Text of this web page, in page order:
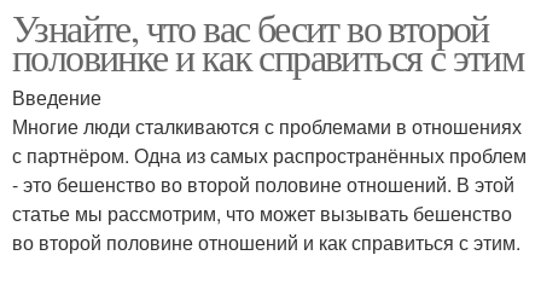
Правильное питание
Узнайте, что вас бесит во второй
половинке и как справиться с этим
Введение
Многие люди сталкиваются с проблемами в отношениях
с партнёром. Одна из самых распространённых проблем
- это бешенство во второй половине отношений. В этой
статье мы рассмотрим, что может вызывать бешенство
во второй половине отношений и как справиться с этим.